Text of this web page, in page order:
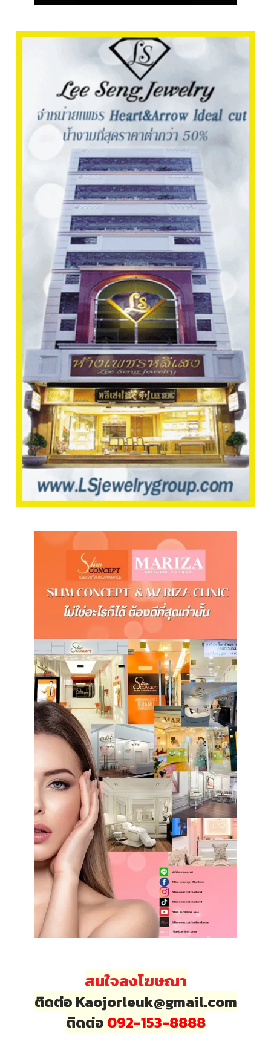
สนใจลงโฆษณา
ติดต่อ Kaojorleuk@gmail.com
ติดต่อ 092-153-8888